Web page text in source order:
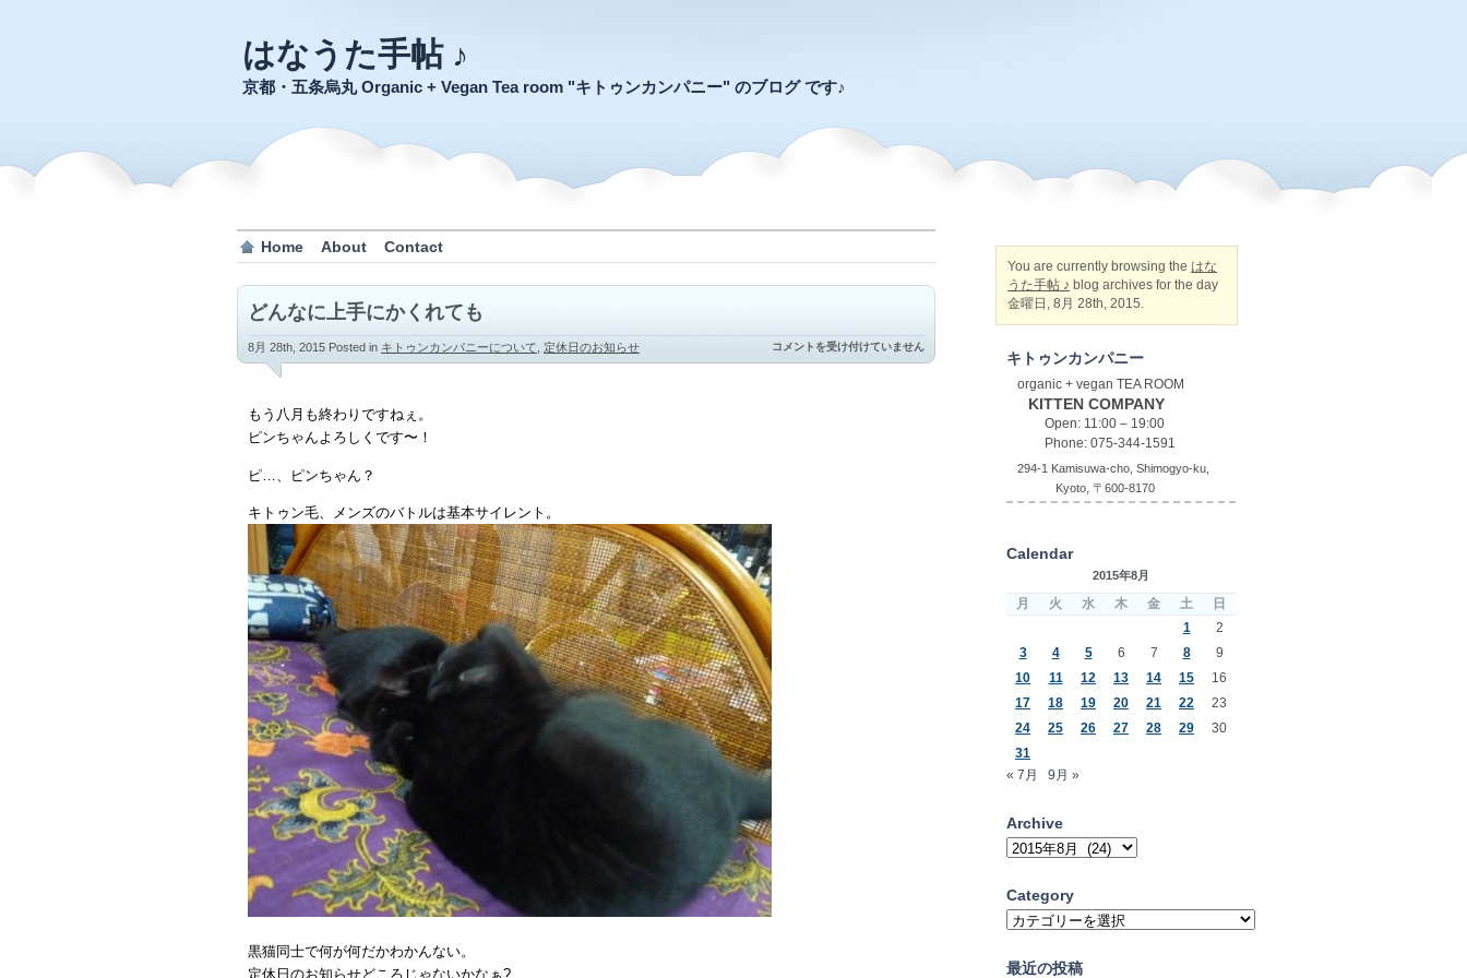
はなうた手帖 ♪
京都・五条烏丸 Organic + Vegan Tea room "キトゥンカンパニー" のブログ です♪
Home About Contact
どんなに上手にかくれても
8月 28th, 2015 Posted in キトゥンカンパニーについて 定休日のお知らせ
ど
ん
コメントを受け付けていません
もう八月も終わりですねぇ。
ピンちゃんよろしくです〜！
ピ…、ピンちゃん？
キトゥン毛、メンズのバトルは基本サイレント。
黒猫同士で何が何だかわかんない。
定休日のお知らせどころじゃないかなぁ?
You are currently browsing the はな
うた手帖 ♪ blog archives for the day
金曜日, 8月 28th, 2015.
キトゥンカンパニー
organic + vegan TEA ROOM
KITTEN COMPANY
Open: 11:00 – 19:00
Phone: 075-344-1591
294-1 Kamisuwa-cho, Shimogyo-ku,
Kyoto, 〒600-8170
Calendar
2015年8月
月 火 水 木 金 土
日
1
2
3
4 5 6 7 8
9
10
11 12 13 14 15
16
17
18 19 20 21 22
23
24
25 26 27 28 29
30
31
« 7月
9月 »
Archive
Archive
Category
Category
最近の投稿